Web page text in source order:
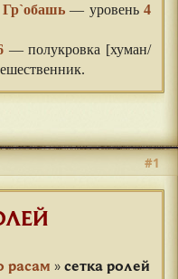
Гр`обашь — уровень4
— полукровка [хуман/
#1
расам »сетка ролей